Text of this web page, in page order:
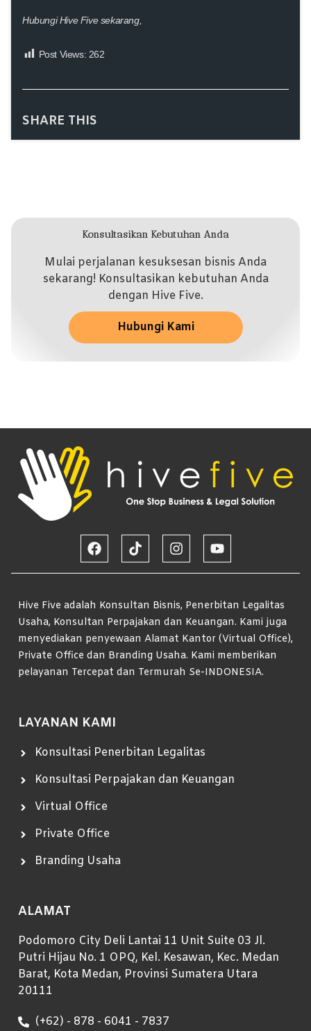
Hubungi Hive Fivesekarang,
Post Views: 262
SHARE THIS
Konsultasikan Kebutuhan Anda
Mulai perjalanan kesuksesan bisnis Anda
sekarang! Konsultasikan kebutuhan Anda
dengan Hive Five.
Hubungi Kami
Hive Five adalah Konsultan Bisnis, Penerbitan Legalitas
Usaha, Konsultan Perpajakan dan Keuangan. Kami juga
menyediakan penyewaan Alamat Kantor (Virtual Office),
Private Office dan Branding Usaha. Kami memberikan
pelayanan Tercepat dan Termurah Se-INDONESIA.
LAYANAN KAMI
Konsultasi Penerbitan Legalitas
Konsultasi Perpajakan dan Keuangan
Virtual Office
Private Office
Branding Usaha
ALAMAT
Podomoro City Deli Lantai 11 Unit Suite 03 Jl.
Putri Hijau No. 1 OPQ, Kel. Kesawan, Kec. Medan
Barat, Kota Medan, Provinsi Sumatera Utara
20111
(+62) - 878 - 6041 - 7837